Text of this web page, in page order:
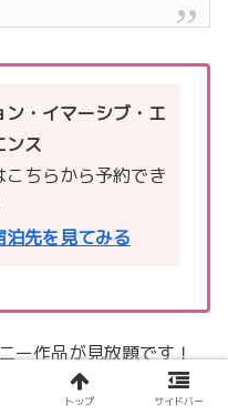
・イマーシブ・エ
ンス
ちらから予約でき
泊先を見てみる
ー作品が見放題です！
たような没入感が味わえ
トップ サイドバー